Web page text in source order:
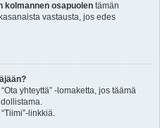
kolmannen osapuolen tämän
vastausta, jos edes
yhteyttä” -lomaketta, jos täämä
linkkiä.